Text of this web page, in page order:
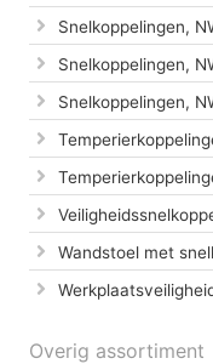
Snelkoppelingen,
Snelkoppelingen,
Snelkoppelingen,
Wandstoel met
Overig assortiment